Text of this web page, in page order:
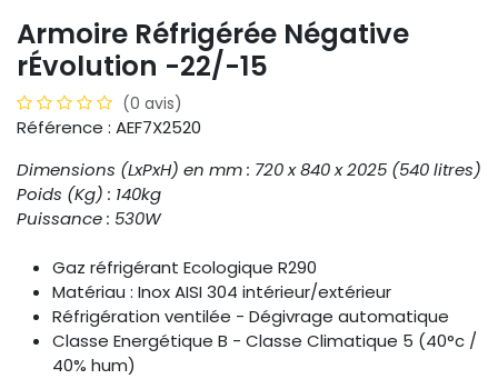
Armoire Réfrigérée Négative
rÉvolution -22/-15
(0 avis)
Référence : AEF7X2520
Dimensions (LxPxH) en mm : 720 x 840 x 2025 (540 litres)
Poids (Kg) : 140kg
Puissance : 530W
Gaz réfrigérant Ecologique R290
Matériau : Inox AISI 304 intérieur/extérieur
Réfrigération ventilée - Dégivrage automatique
Classe Energétique B - Classe Climatique 5 (40°c /
40% hum)